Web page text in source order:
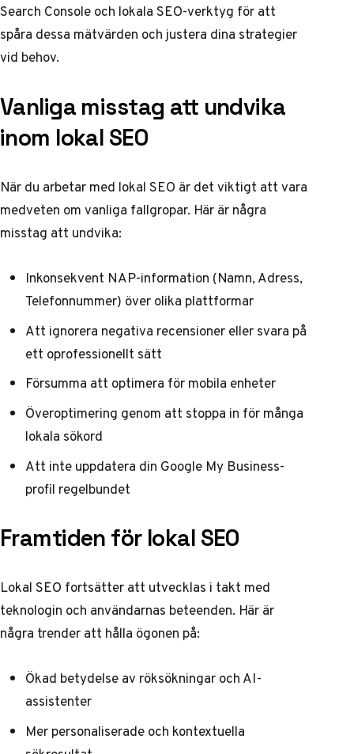
Search Console och lokala SEO-verktyg för att
spåra dessa mätvärden och justera dina strategier
vid behov.
Vanliga misstag att undvika
inom lokal SEO
När du arbetar med lokal SEO är det viktigt att vara
medveten om vanliga fallgropar. Här är några
misstag att undvika:
Inkonsekvent NAP-information (Namn, Adress,
Telefonnummer) över olika plattformar
Att ignorera negativa recensioner eller svara på
ett oprofessionellt sätt
Försumma att optimera för mobila enheter
Överoptimering genom att stoppa in för många
lokala sökord
Att inte uppdatera din Google My Business-
profil regelbundet
Framtiden för lokal SEO
Lokal SEO fortsätter att utvecklas i takt med
teknologin och användarnas beteenden. Här är
några trender att hålla ögonen på:
Ökad betydelse av röksökningar och AI-
assistenter
Mer personaliserade och kontextuella